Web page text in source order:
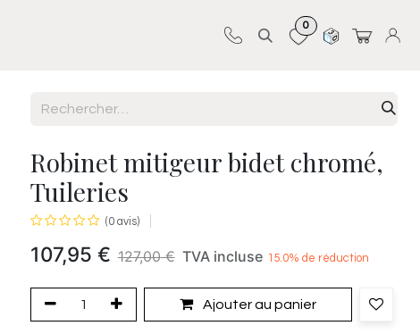
0
Robinet mitigeur bidet chromé,
Tuileries
(0 avis)
107,95 € 127,00€ TVA incluse 15.0% de réduction
Ajouter au panier